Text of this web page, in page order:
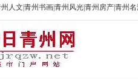
人文 青州书画青州风光青州房产青州